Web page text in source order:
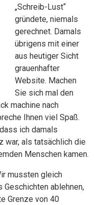
„Schreib-Lust“
gründete, niemals
gerechnet. Damals
übrigens mit einer
aus heutiger Sicht
grauenhafter
Website. Machen
Sie sich mal den
machine nach
Ihnen viel Spaß.
ich damals
war, als tatsächlich die
Menschen kamen.
mussten gleich
Geschichten ablehnen,
Grenze von 40